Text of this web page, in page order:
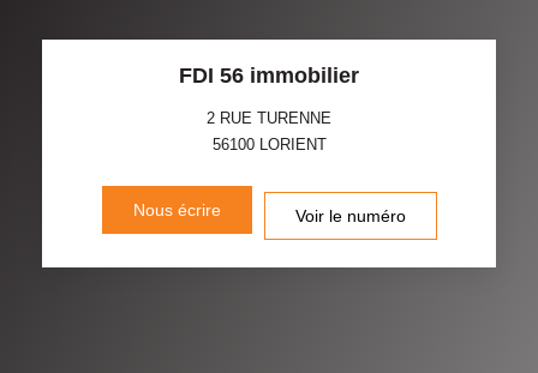
FDI 56 immobilier
2 RUE TURENNE
56100 LORIENT
Nous écrire Voir le numéro